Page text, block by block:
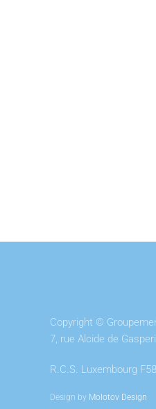
Copyright ©
7, rue Alcide de
R.C.S. Luxembourg
Design by Molotov Design